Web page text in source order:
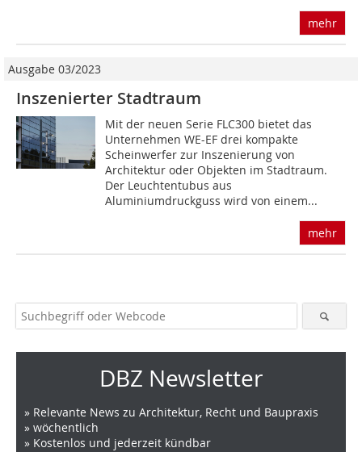
mehr
Ausgabe 03/2023
Inszenierter Stadtraum
Mit der neuen Serie FLC300 bietet das
Unternehmen WE-EF drei kompakte
Scheinwerfer zur Inszenierung von
Architektur oder Objekten im Stadtraum.
Der Leuchtentubus aus
Aluminiumdruckguss wird von einem...
mehr
DBZ Newsletter
» Relevante News zu Architektur, Recht und Baupraxis
» wöchentlich
» Kostenlos und jederzeit kündbar